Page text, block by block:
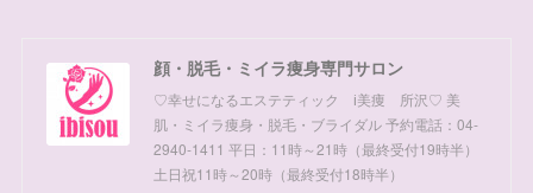
顔・脱毛・ミイラ痩身専門サロン
♡幸せになるエステティック ⅰ美痩 所沢♡ 美
肌・ミイラ痩身・脱毛・ブライダル 予約電話：04-
2940-1411 平日：11時～21時（最終受付19時半）
土日祝11時～20時（最終受付18時半）